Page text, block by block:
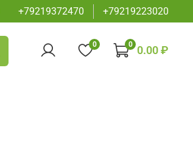
+79219372470 +79219223020
0 0 0.00 ₽